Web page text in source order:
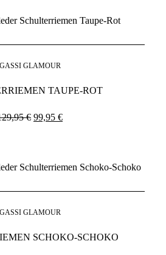
GASSI GLAMOUR
TAUPE-ROT
€ 99,95 €
GASSI GLAMOUR
SCHOKO-SCHOKO